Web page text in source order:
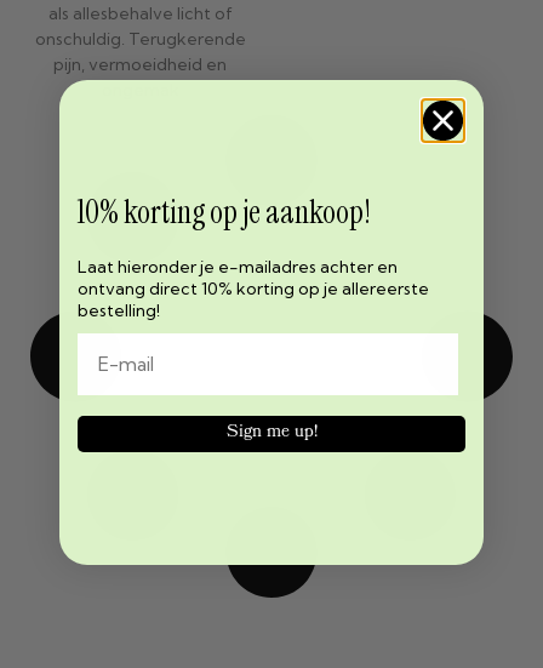
als allesbehalve licht of
onschuldig. Terugkerende
pijn, vermoeidheid en
10% korting op je aankoop!
Laat hieronder je e-mailadres achter en
ontvang direct 10% korting op je allereerste
bestelling!
Sign me up!